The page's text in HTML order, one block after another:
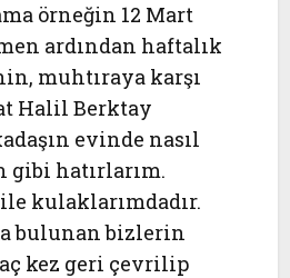
örneğin 12 Mart
ardından haftalık
muhtıraya karşı
Halil Berktay
evinde nasıl
gibi hatırlarım.
kulaklarımdadır.
bulunan bizlerin
kez geri çevrilip